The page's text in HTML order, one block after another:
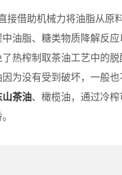
借助机械力将油脂从原
油脂、糖类物质降解反
热榨制取茶油工艺中的
为没有受到破坏，一般
山茶油、橄榄油，通过冷